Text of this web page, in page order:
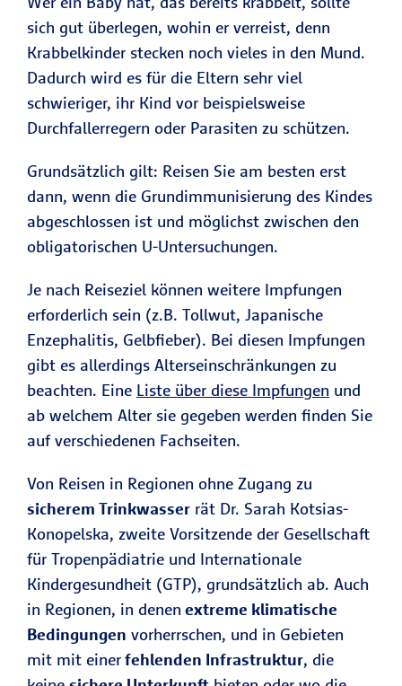
sich gut überlegen, wohin er verreist, denn
Krabbelkinder stecken noch vieles in den Mund.
Dadurch wird es für die Eltern sehr viel
schwieriger, ihr Kind vor beispielsweise
Durchfallerregern oder Parasiten zu schützen.
Grundsätzlich gilt: Reisen Sie am besten erst
dann, wenn die Grundimmunisierung des Kindes
abgeschlossen ist und möglichst zwischen den
obligatorischen U-Untersuchungen.
Je nach Reiseziel können weitere Impfungen
erforderlich sein (z.B. Tollwut, Japanische
Enzephalitis, Gelbfieber). Bei diesen Impfungen
gibt es allerdings Alterseinschränkungen zu
beachten. Eine Liste über diese Impfungen und
ab welchem Alter sie gegeben werden finden Sie
auf verschiedenen Fachseiten.
Von Reisen in Regionen ohne Zugang zu
sicherem Trinkwasser rät Dr. Sarah Kotsias-
Konopelska, zweite Vorsitzende der Gesellschaft
für Tropenpädiatrie und Internationale
Kindergesundheit (GTP), grundsätzlich ab. Auch
in Regionen, in denen extreme klimatische
Bedingungen vorherrschen, und in Gebieten
mit mit einerfehlenden Infrastruktur, die